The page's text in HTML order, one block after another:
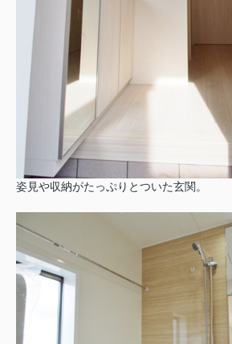
姿見や収納がたっぷりとついた玄関。